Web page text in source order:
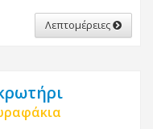
Λεπτομέρειες